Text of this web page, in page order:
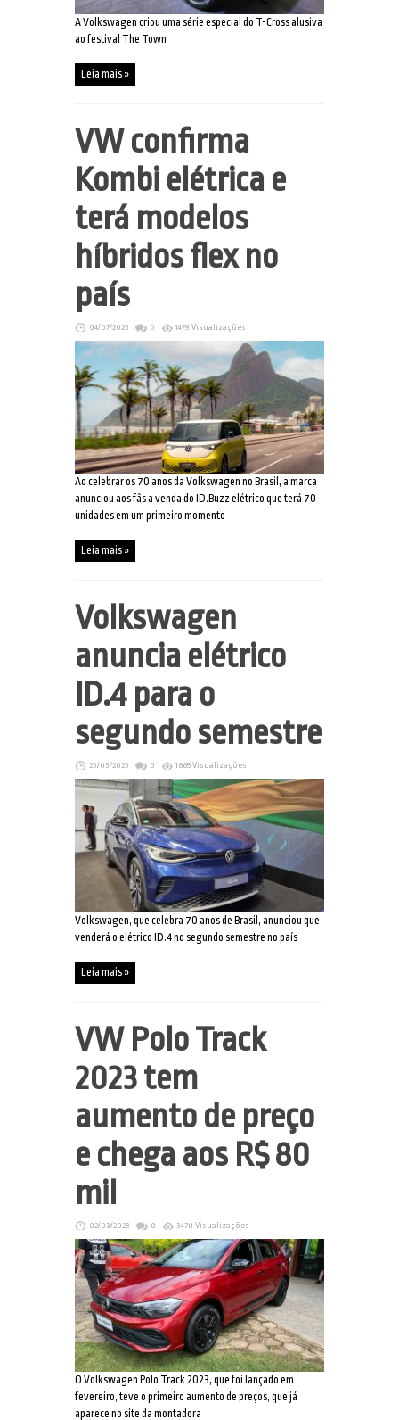
A Volkswagen criou uma série especial do T-Cross alusiva
ao festival The Town
Leia mais »
VW confirma
Kombi elétrica e
terá modelos
híbridos flex no
país
04/07/2023 0 1479 Visualizações
Ao celebrar os 70 anos da Volkswagen no Brasil, a marca
anunciou aos fãs a venda do ID.Buzz elétrico que terá 70
unidades em um primeiro momento
Leia mais »
Volkswagen
anuncia elétrico
ID.4 para o
segundo semestre
23/03/2023 0 1665 Visualizações
Volkswagen, que celebra 70 anos de Brasil, anunciou que
venderá o elétrico ID.4 no segundo semestre no país
Leia mais »
VW Polo Track
2023 tem
aumento de preço
e chega aos R$ 80
mil
02/03/2023 0 3470 Visualizações
O Volkswagen Polo Track 2023, que foi lançado em
fevereiro, teve o primeiro aumento de preços, que já
aparece no site da montadora